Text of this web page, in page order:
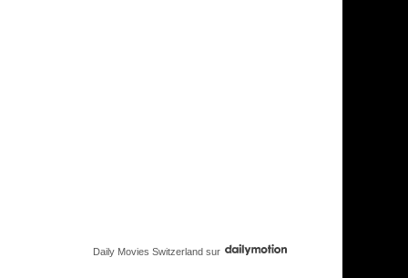
Daily Movies Switzerland sur